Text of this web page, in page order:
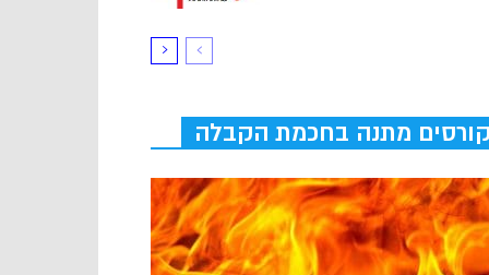
קורסים מתנה בחכמת הקבלה